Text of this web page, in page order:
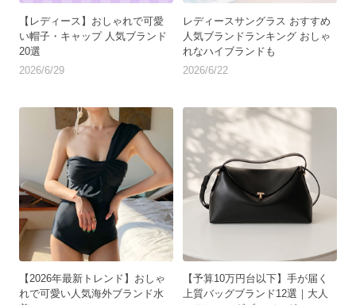
【レディース】おしゃれで可愛
い帽子・キャップ 人気ブランド
20選
2026/6/29
レディースサングラス おすすめ
人気ブランドランキング おしゃ
れなハイブランドも
2026/6/22
【2026年最新トレンド】おしゃ
れで可愛い人気海外ブランド水
【予算10万円台以下】手が届く
上質バッグブランド12選｜大人